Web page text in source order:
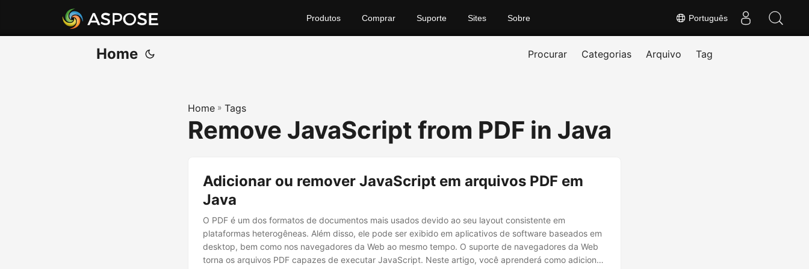
Português
Produtos Comprar Suporte Sites Sobre
Home Procurar Categorias Arquivo Tag
Home » Tags
Remove JavaScript from PDF in Java
Adicionar ou remover JavaScript em arquivos PDF em
Java
O PDF é um dos formatos de documentos mais usados devido ao seu layout consistente em
plataformas heterogêneas. Além disso, ele pode ser exibido em aplicativos de software baseados em
desktop, bem como nos navegadores da Web ao mesmo tempo. O suporte de navegadores da Web
torna os arquivos PDF capazes de executar JavaScript. Neste artigo, você aprenderá como adicionar